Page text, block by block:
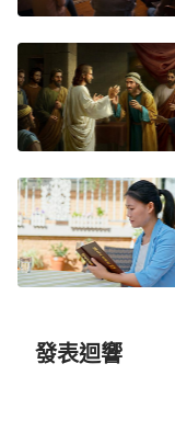
的話中被審判，
净。最終，萬國
而被砸得粉碎，
重歸，我是征服
經作過人的贖罪
工作。」
全能神發表
向人類發聲，帶
話？誰能把神拯
發表迴響